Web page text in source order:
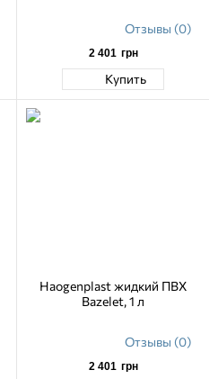
Отзывы (0)
2 401 грн
Купить
Haogenplast жидкий ПВХ
Bazelet, 1 л
Отзывы (0)
2 401 грн